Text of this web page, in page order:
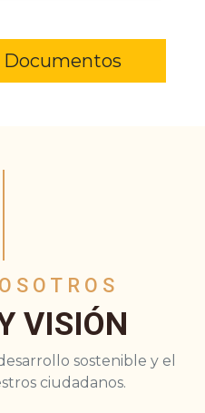
Documentos
VISIÓN
sostenible y el
ciudadanos.